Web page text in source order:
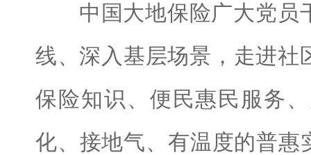
中国大地保险广大党员
线、深入基层场景，走进社
保险知识、便民惠民服务
化、接地气、有温度的普惠